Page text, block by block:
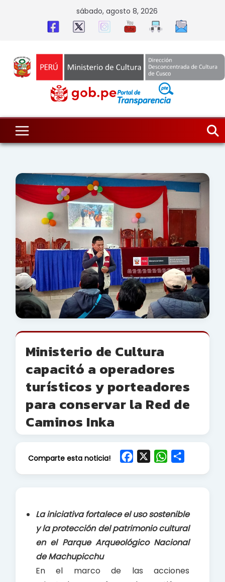
sábado, agosto 8, 2026
Ministerio de Cultura
capacitó a operadores
turísticos y porteadores
para conservar la Red de
Caminos Inka
Comparte esta noticia!
o
k
W
p
p
e
La iniciativa fortalece el uso sostenible
y la protección del patrimonio cultural
en el Parque Arqueológico Nacional
de Machupicchu
En el marco de las acciones